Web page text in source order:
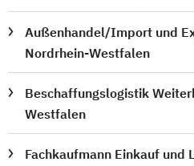
Außenhandel/Import und
Nordrhein-Westfalen
Beschaffungslogistik
Westfalen
Fachkaufmann Einkauf und